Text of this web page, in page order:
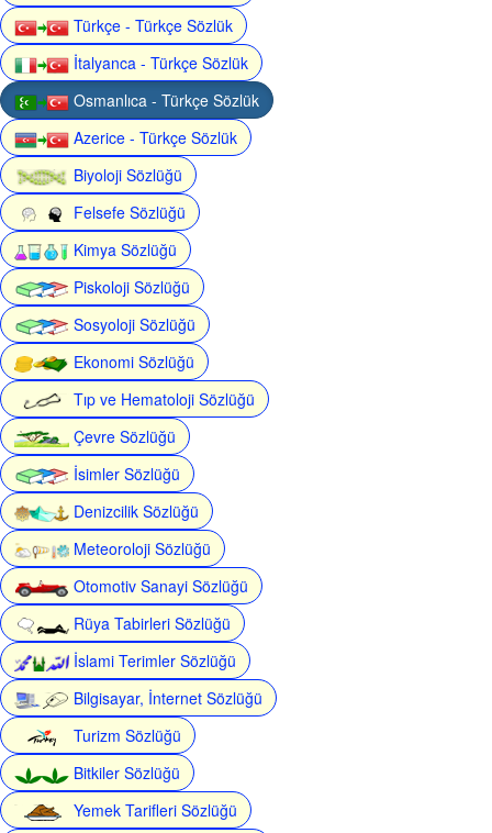
Türkçe - Türkçe Sözlük
İtalyanca - Türkçe Sözlük
Osmanlıca - Türkçe Sözlük
Azerice - Türkçe Sözlük
Biyoloji Sözlüğü
Felsefe Sözlüğü
Kimya Sözlüğü
Piskoloji Sözlüğü
Sosyoloji Sözlüğü
Ekonomi Sözlüğü
Tıp ve Hematoloji Sözlüğü
Çevre Sözlüğü
İsimler Sözlüğü
Denizcilik Sözlüğü
Meteoroloji Sözlüğü
Otomotiv Sanayi Sözlüğü
Rüya Tabirleri Sözlüğü
İslami Terimler Sözlüğü
Bilgisayar, İnternet Sözlüğü
Turizm Sözlüğü
Bitkiler Sözlüğü
Yemek Tarifleri Sözlüğü